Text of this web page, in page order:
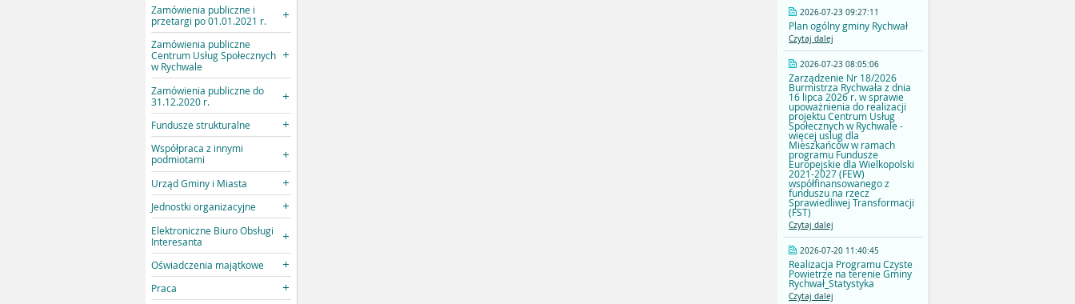
Zamówienia publiczne i
przetargi po 01.01.2021 r.
Zamówienia publiczne
Centrum Usług Społecznych
w Rychwale
Zamówienia publiczne do
31.12.2020 r.
Fundusze strukturalne
Współpraca z innymi
podmiotami
Urząd Gminy i Miasta
Jednostki organizacyjne
Elektroniczne Biuro Obsługi
Interesanta
Oświadczenia majątkowe
Praca
2026-07-23 09:27:11
Plan ogólny gminy Rychwał
Czytaj dalej
2026-07-23 08:05:06
Zarządzenie Nr 18/2026
Burmistrza Rychwała z dnia
16 lipca 2026 r. w sprawie
upoważnienia do realizacji
projektu Centrum Usług
Społecznych w Rychwale -
więcej uslug dla
Mieszkańców w ramach
programu Fundusze
Europejskie dla Wielkopolski
2021-2027 (FEW)
współfinansowanego z
funduszu na rzecz
Sprawiedliwej Transformacji
(FST)
Czytaj dalej
2026-07-20 11:40:45
Realizacja Programu Czyste
Powietrze na terenie Gminy
Rychwał_Statystyka
Czytaj dalej